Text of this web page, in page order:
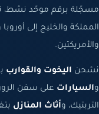
مسجّلة برقم موحّد نشط،
المملكة والخليج إلى
والأمريكتين.
نشحن اليخوت والقوارب
والسيارات على سفن
التربتيك، وأثاث المنازل